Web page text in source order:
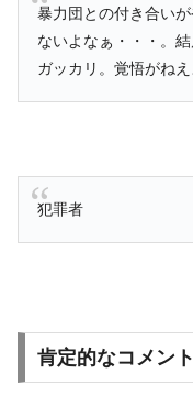
暴力団との付き合い
ないよなぁ・・・。
ガッカリ。覚悟がねえ
犯罪者
肯定的なコメント